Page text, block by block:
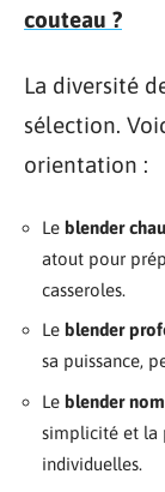
couteau ?
La diversité
sélection.
orientation :
Le blender
atout pour
casseroles.
Le blender
sa puissance,
Le blender
simplicité et la
individuelles.